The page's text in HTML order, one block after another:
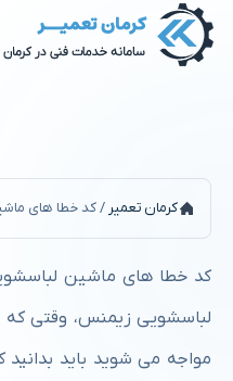
کرمان تعمیر /کد خطا های
کد خطا های ماشین
لباسشویی زیمنس، وقتی که
مواجه می شوید باید